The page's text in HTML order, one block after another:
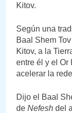
Kitov.
Según una
Baal Shem
Kitov, a la
entre él y el Or
acelerar la
Dijo el Baal
de Nefesh del